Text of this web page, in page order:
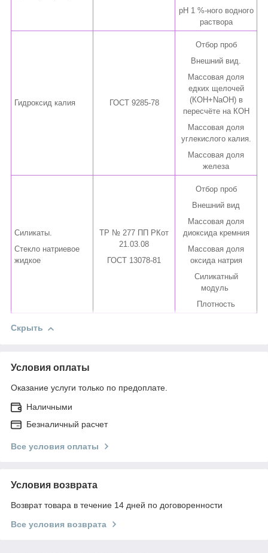
pH 1 %-ного водного
раствора
Гидроксид калия ГОСТ 9285-78
Отбор проб
Внешний вид.
Массовая доля
едких щелочей
(КОН+NaOH) в
пересчёте на КОН
Массовая доля
углекислого калия.
Массовая доля
железа
Силикаты.
Стекло натриевое
жидкое
ТР № 277 ПП РКот
21.03.08
ГОСТ 13078-81
Отбор проб
Внешний вид
Массовая доля
диоксида кремния
Массовая доля
оксида натрия
Силикатный
модуль
Плотность
Скрыть
Условия оплаты
Оказание услуги только по предоплате.
Наличными
Безналичный расчет
Все условия оплаты
Условия возврата
Возврат товара в течение 14 дней по договоренности
Все условия возврата